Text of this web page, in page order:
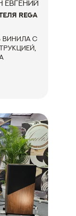
ЕВГЕНИЙ
REGA
винила с